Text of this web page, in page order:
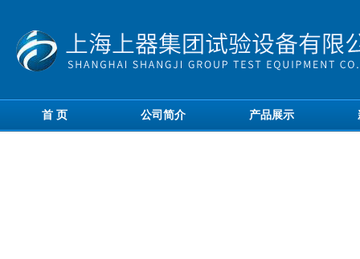
首 页 公司简介 产品展示